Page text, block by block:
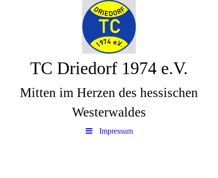
TC Driedorf 1974 e.V.
Mitten im Herzen des hessischen
Westerwaldes
Impressum